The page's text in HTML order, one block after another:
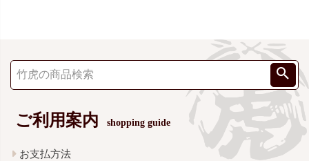
ご利用案内 shopping guide
お支払方法